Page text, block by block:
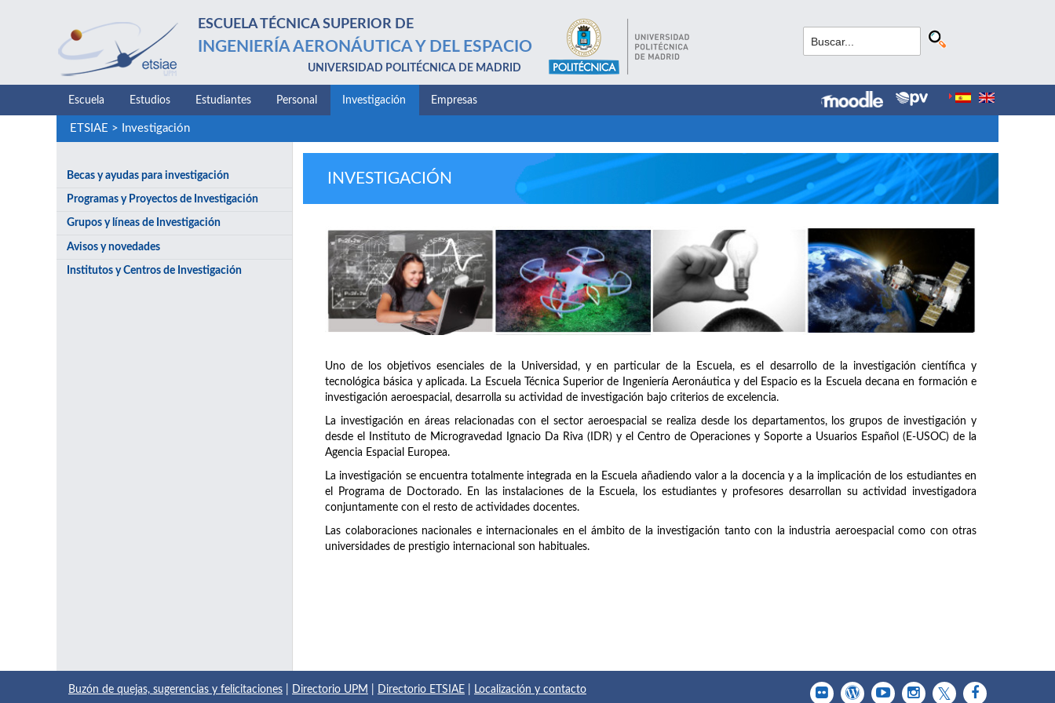
ESCUELA TÉCNICA SUPERIOR DE
INGENIERÍA AERONÁUTICA Y DEL ESPACIO
UNIVERSIDAD POLITÉCNICA DE MADRID
Escuela Estudios Estudiantes Personal Investigación Empresas
ETSIAE > Investigación
Becas y ayudas para investigación
Programas y Proyectos de Investigación
Grupos y líneas de Investigación
Avisos y novedades
Institutos y Centros de Investigación
INVESTIGACIÓN
Uno de los objetivos esenciales de la Universidad, y en particular de la Escuela, es el desarrollo de la investigación científica y
tecnológica básica y aplicada. La Escuela Técnica Superior de Ingeniería Aeronáutica y del Espacio es la Escuela decana en formación e
investigación aeroespacial, desarrolla su actividad de investigación bajo criterios de excelencia.
La investigación en áreas relacionadas con el sector aeroespacial se realiza desde los departamentos, los grupos de investigación y
desde el Instituto de Microgravedad Ignacio Da Riva (IDR) y el Centro de Operaciones y Soporte a Usuarios Español (E-USOC) de la
Agencia Espacial Europea.
La investigación se encuentra totalmente integrada en la Escuela añadiendo valor a la docencia y a la implicación de los estudiantes en
el Programa de Doctorado. En las instalaciones de la Escuela, los estudiantes y profesores desarrollan su actividad investigadora
conjuntamente con el resto de actividades docentes.
Las colaboraciones nacionales e internacionales en el ámbito de la investigación tanto con la industria aeroespacial como con otras
universidades de prestigio internacional son habituales.
Buzón de quejas, sugerencias y felicitaciones Directorio UPM Directorio ETSIAE Localización y contacto